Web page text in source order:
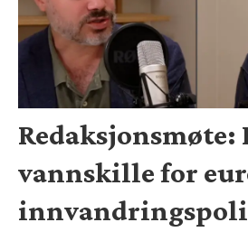
Redaksjonsmøte:
vannskille for